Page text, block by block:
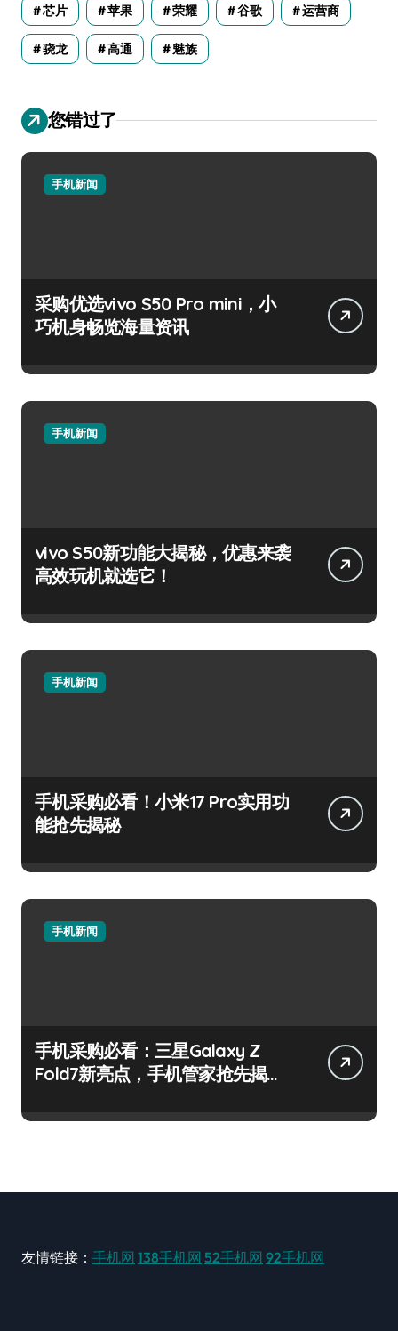
芯片 苹果 荣耀 谷歌 运营商
骁龙 高通 魅族
您错过了
手机新闻
采购优选vivo S50 Pro mini，小
巧机身畅览海量资讯
手机新闻
vivo S50新功能大揭秘，优惠来袭
高效玩机就选它！
手机新闻
手机采购必看！小米17 Pro实用功
能抢先揭秘
手机新闻
手机采购必看：三星Galaxy Z
Fold7新亮点，手机管家抢先揭
友情链接： 手机网 138手机网 52手机网 92手机网